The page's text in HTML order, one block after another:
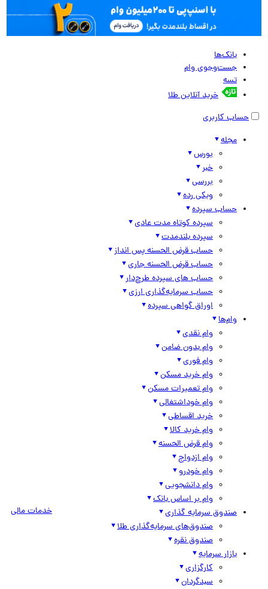
بانک‌ها
جست‌وجوی وام
تسه
خرید آنلاین طلا
حساب کاربری
مجله
بورس
خبر
بررسی
ویکی رده
حساب سپرده
سپرده کوتاه مدت عادی
سپرده بلندمدت
حساب قرض الحسنه پس انداز
حساب قرض الحسنه جاری
حساب های سپرده طرح‌دار
حساب سرمایه‌گذاری ارزی
اوراق گواهی سپرده
وام‌ها
وام نقدی
وام بدون ضامن
وام فوری
وام خرید مسکن
وام تعمیرات مسکن
وام خوداشتغالی
خرید اقساطی
وام خرید کالا
وام قرض الحسنه
وام ازدواج
وام خودرو
وام دانشجویی
وام بر اساس بانک
صندوق سرمایه گذاری
صندوق‌های سرمایه‌گذاری طلا
صندوق نقره
بازار سرمایه
کارگزاری
سبدگردان
خدمات مالی